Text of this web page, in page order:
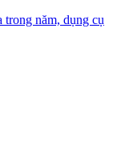
trong năm, dụng cụ